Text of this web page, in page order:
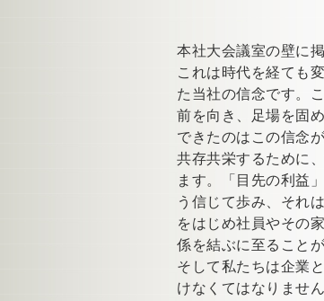
本社大会議室の壁に
これは時代を経ても
た当社の信念です。
前を向き、足場を固
できたのはこの信念
共存共栄するために
ます。「目先の利益
う信じて歩み、それ
をはじめ社員やその
係を結ぶに至ること
そして私たちは企業
けなくてはなりませ